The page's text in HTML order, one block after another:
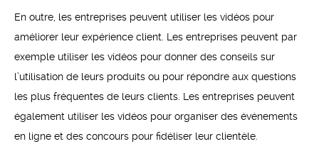
En outre, les entreprises peuvent utiliser les vidéos pour
améliorer leur expérience client. Les entreprises peuvent par
exemple utiliser les vidéos pour donner des conseils sur
l’utilisation de leurs produits ou pour répondre aux questions
les plus fréquentes de leurs clients. Les entreprises peuvent
également utiliser les vidéos pour organiser des événements
en ligne et des concours pour fidéliser leur clientèle.